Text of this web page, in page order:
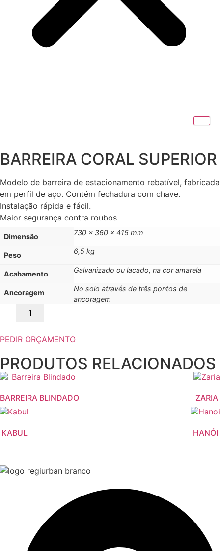
BARREIRA CORAL SUPERIOR
Modelo de barreira de estacionamento rebatível, fabricada
em perfil de aço. Contém fechadura com chave.
Instalação rápida e fácil.
Maior segurança contra roubos.
Dimensão 730 x 360 x 415 mm
Peso 6,5 kg
Acabamento Galvanizado ou lacado, na cor amarela
Ancoragem
No solo através de três pontos de
ancoragem
PEDIR ORÇAMENTO
PRODUTOS RELACIONADOS
BARREIRA BLINDADO ZARIA
KABUL HANÓI